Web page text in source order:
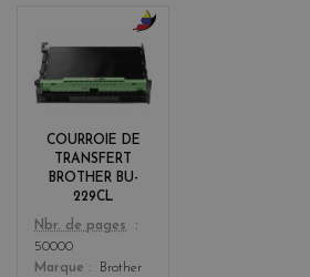
COURROIE DE
TRANSFERT
BROTHER BU-
229CL
Color
b
a
k
3
Nbr. de pages
50000
Marque
Brother